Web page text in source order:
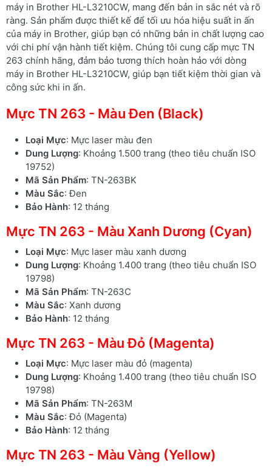
máy in Brother HL-L3210CW, mang đến bản in sắc nét và rõ
ràng. Sản phẩm được thiết kế để tối ưu hóa hiệu suất in ấn
của máy in Brother, giúp bạn có những bản in chất lượng cao
với chi phí vận hành tiết kiệm. Chúng tôi cung cấp mực TN
263 chính hãng, đảm bảo tương thích hoàn hảo với dòng
máy in Brother HL-L3210CW, giúp bạn tiết kiệm thời gian và
công sức khi in ấn.
Mực TN 263 - Màu Đen (Black)
Loại Mực: Mực laser màu đen
Dung Lượng: Khoảng 1.500 trang (theo tiêu chuẩn ISO
19752)
Mã Sản Phẩm: TN-263BK
Màu Sắc: Đen
Bảo Hành: 12 tháng
Mực TN 263 - Màu Xanh Dương (Cyan)
Loại Mực: Mực laser màu xanh dương
Dung Lượng: Khoảng 1.400 trang (theo tiêu chuẩn ISO
19798)
Mã Sản Phẩm: TN-263C
Màu Sắc: Xanh dương
Bảo Hành: 12 tháng
Mực TN 263 - Màu Đỏ (Magenta)
Loại Mực: Mực laser màu đỏ (magenta)
Dung Lượng: Khoảng 1.400 trang (theo tiêu chuẩn ISO
19798)
Mã Sản Phẩm: TN-263M
Màu Sắc: Đỏ (Magenta)
Bảo Hành: 12 tháng
Mực TN 263 - Màu Vàng (Yellow)